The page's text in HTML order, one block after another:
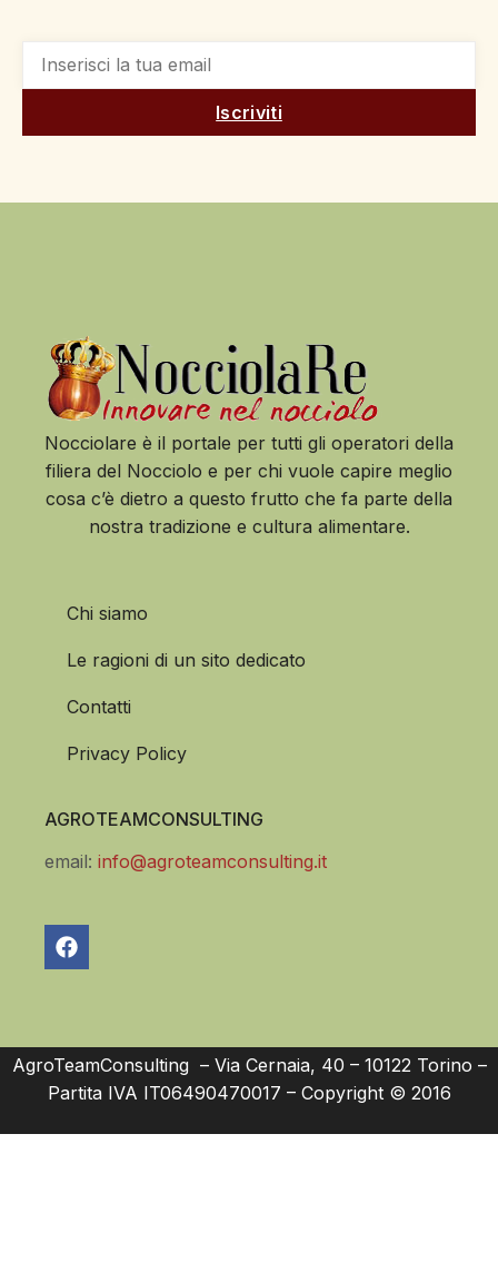
Iscriviti
Nocciolare è il portale per tutti gli operatori della
filiera del Nocciolo e per chi vuole capire meglio
cosa c’è dietro a questo frutto che fa parte della
nostra tradizione e cultura alimentare.
Chi siamo
Le ragioni di un sito dedicato
Contatti
Privacy Policy
AGROTEAMCONSULTING
email: info@agroteamconsulting.it
AgroTeamConsulting – Via Cernaia, 40 – 10122 Torino –
Partita IVA IT06490470017 – Copyright © 2016